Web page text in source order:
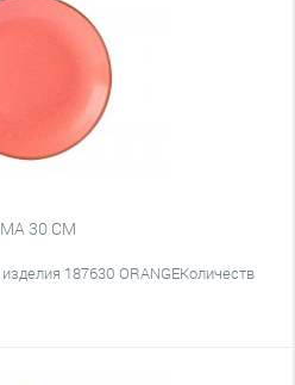
30 CM
187630 ORANGEКоличеств